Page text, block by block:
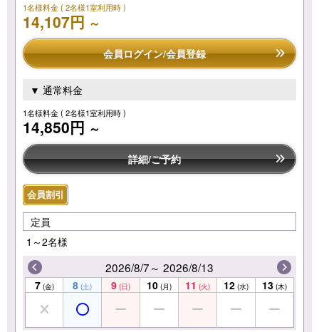
1名様料金( 2名様1室利用時 )
14,107円 ～
会員ログイン/会員登録
▼ 通常料金
1名様料金( 2名様1室利用時 )
14,850円 ～
詳細/ご予約
会員割引
定員
1～2名様
2026/8/7～ 2026/8/13
7 (金) 8 (土) 9 (日) 10 (月) 11 (火) 12 (水) 13 (木)